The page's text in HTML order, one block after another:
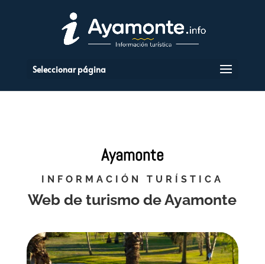
Seleccionar página
Ayamonte
INFORMACIÓN TURÍSTICA
Web de turismo de Ayamonte